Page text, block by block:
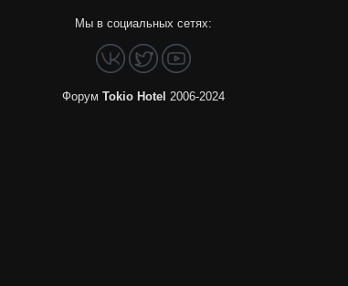
Мы в социальных сетях:
Форум Tokio Hotel 2006-2024